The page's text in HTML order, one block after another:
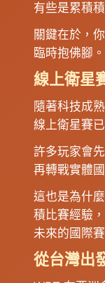
有些是累積
關鍵在於，
臨時抱佛腳。
線上衛星
隨著科技成熟
線上衛星賽
許多玩家會
再轉戰實體
這也是為什
積比賽經驗
未來的國際
從台灣出